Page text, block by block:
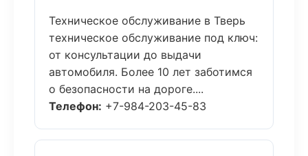
Техническое обслуживание в Тверь
техническое обслуживание под ключ:
от консультации до выдачи
автомобиля. Более 10 лет заботимся
о безопасности на дороге....
Телефон: +7-984-203-45-83